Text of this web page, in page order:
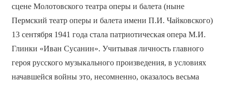
сцене Молотовского театра оперы и балета (ныне
Пермский театр оперы и балета имени П.И. Чайковского)
13 сентября 1941 года стала патриотическая опера М.И.
Глинки «Иван Сусанин». Учитывая личность главного
героя русского музыкального произведения, в условиях
начавшейся войны это, несомненно, оказалось весьма